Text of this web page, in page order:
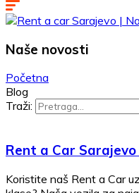
Naše novosti
Početna
Blog
Traži:
Rent a Car
Koristite naš Rent a Car